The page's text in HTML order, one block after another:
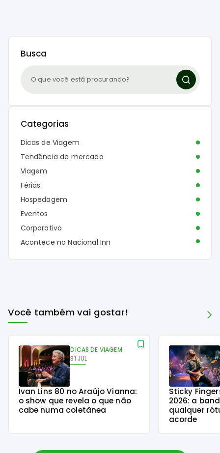
Busca
Categorias
Dicas de Viagem
Tendência de mercado
Viagem
Férias
Hospedagem
Eventos
Corporativo
Acontece no Nacional Inn
Você também vai gostar!
DICAS DE VIAGEM
31 JUL
Ivan Lins 80 no Araújo Vianna:
o show que revela o que não
cabe numa coletânea
Sticky
2026: a
qualquer
acorde